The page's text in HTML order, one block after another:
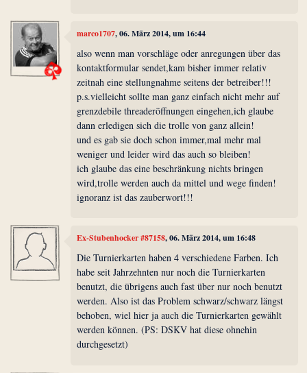
marco1707, 06. März 2014, um 16:44
also wenn man vorschläge oder anregungen über das
kontaktformular sendet,kam bisher immer relativ
zeitnah eine stellungnahme seitens der betreiber!!!
p.s.vielleicht sollte man ganz einfach nicht mehr auf
grenzdebile threaderöffnungen eingehen,ich glaube
dann erledigen sich die trolle von ganz allein!
und es gab sie doch schon immer,mal mehr mal
weniger und leider wird das auch so bleiben!
ich glaube das eine beschränkung nichts bringen
wird,trolle werden auch da mittel und wege finden!
ignoranz ist das zauberwort!!!
Ex-Stubenhocker #87158, 06. März 2014, um 16:48
Die Turnierkarten haben 4 verschiedene Farben. Ich
habe seit Jahrzehnten nur noch die Turnierkarten
benutzt, die übrigens auch fast über nur noch benutzt
werden. Also ist das Problem schwarz/schwarz längst
behoben, wiel hier ja auch die Turnierkarten gewählt
werden können. (PS: DSKV hat diese ohnehin
durchgesetzt)